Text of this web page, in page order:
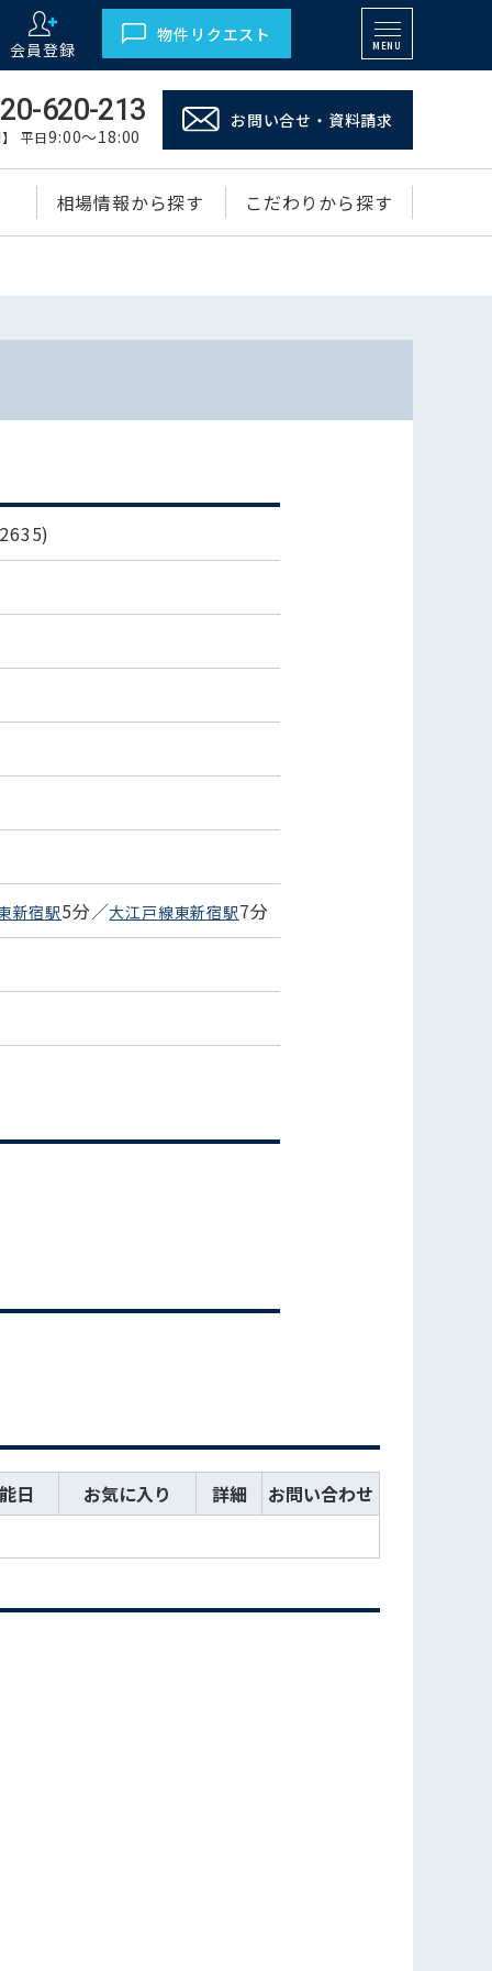
会員登録
物件リクエスト
MENU
620-213
】 平日9:00～18:00
お問い合せ・資料請求
相場情報から探す こだわりから探す
新宿駅5分／大江戸線東新宿駅7分
日 お気に入り 詳細
お問い合わせ